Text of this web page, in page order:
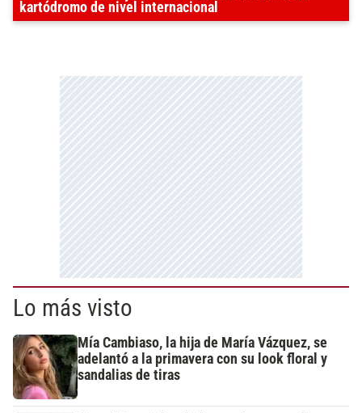
kartódromo de nivel internacional
Lo más visto
Mía Cambiaso, la hija de María Vázquez, se
adelantó a la primavera con su look floral y
sandalias de tiras